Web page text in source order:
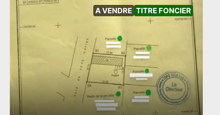
A VENDRE TITRE FONCIER